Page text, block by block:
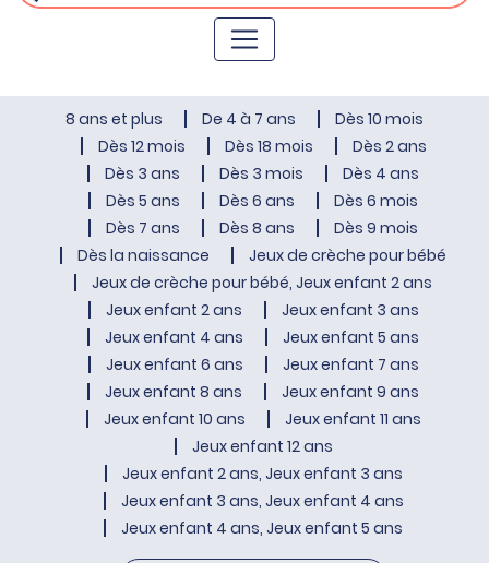
8 ans et plus De 4 à 7 ans
Dès 10 mois
Dès 12 mois
Dès 18 mois
Dès 2 ans
Dès 3 ans
Dès 3 mois
Dès 4 ans
Dès 5 ans
Dès 6 ans
Dès 6 mois
Dès 7 ans
Dès 8 ans
Dès 9 mois
Dès la naissance
Jeux de crèche pour bébé
Jeux de crèche pour bébé, Jeux enfant 2 ans
Jeux enfant 2 ans
Jeux enfant 3 ans
Jeux enfant 4 ans
Jeux enfant 5 ans
Jeux enfant 6 ans
Jeux enfant 7 ans
Jeux enfant 8 ans
Jeux enfant 9 ans
Jeux enfant 10 ans
Jeux enfant 11 ans
Jeux enfant 12 ans
Jeux enfant 2 ans, Jeux enfant 3 ans
Jeux enfant 3 ans, Jeux enfant 4 ans
Jeux enfant 4 ans, Jeux enfant 5 ans